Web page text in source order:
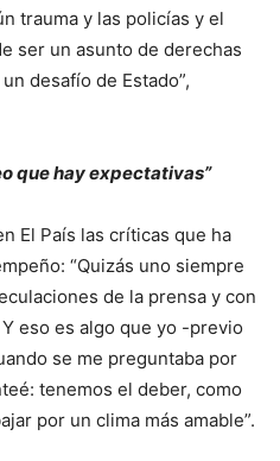
trauma y las policías y el
ser un asunto de derechas
desafío de Estado”,
que hay expectativas”
El País las críticas que ha
“Quizás uno siempre
de la prensa y con
eso es algo que yo -previo
se me preguntaba por
tenemos el deber, como
por un clima más amable”.